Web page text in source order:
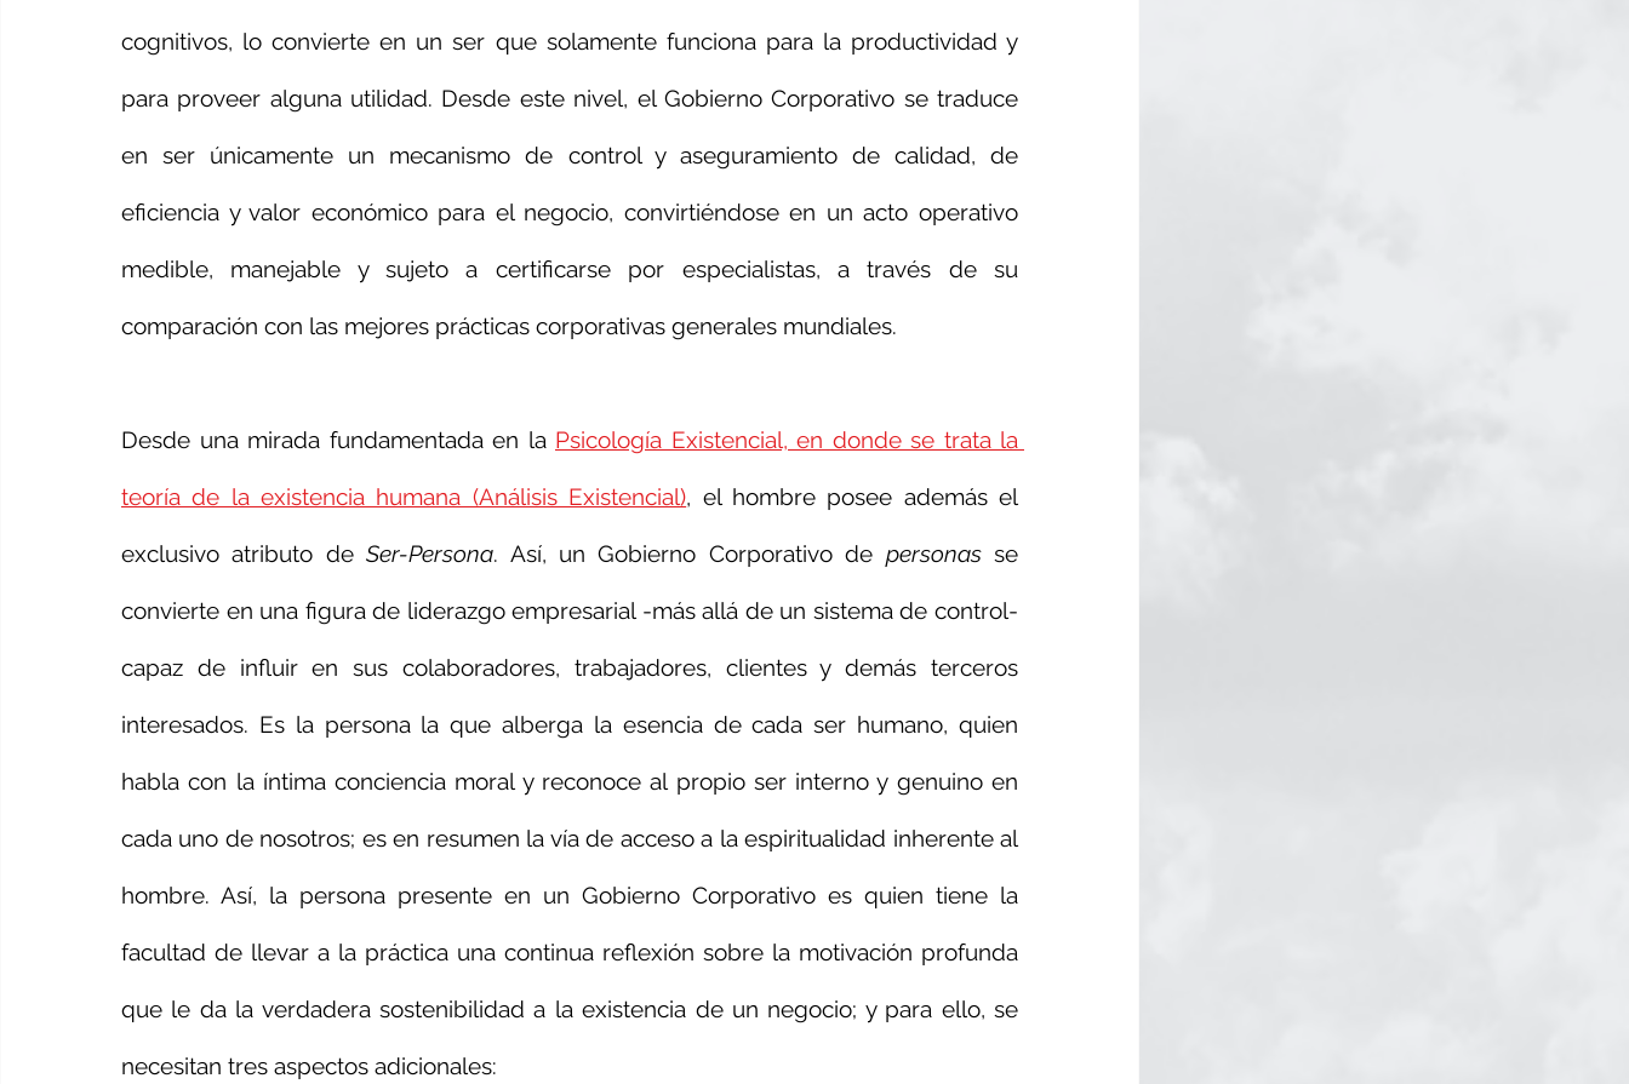
cognitivos, lo convierte en un ser que solamente funciona para la productividad y
para proveer alguna utilidad. Desde este nivel, el Gobierno Corporativo se traduce
en ser únicamente un mecanismo de control y aseguramiento de calidad, de
eficiencia y valor económico para el negocio, convirtiéndose en un acto operativo
medible, manejable y sujeto a certificarse por especialistas, a través de su
comparación con las mejores prácticas corporativas generales mundiales.
Desde una mirada fundamentada en la Psicología Existencial, en donde se trata la
teoría de la existencia humana (Análisis Existencial), el hombre posee además el
exclusivo atributo de Ser-Persona. Así, un Gobierno Corporativo de personas se
convierte en una figura de liderazgo empresarial -más allá de un sistema de control-
capaz de influir en sus colaboradores, trabajadores, clientes y demás terceros
interesados. Es la persona la que alberga la esencia de cada ser humano, quien
habla con la íntima conciencia moral y reconoce al propio ser interno y genuino en
cada uno de nosotros; es en resumen la vía de acceso a la espiritualidad inherente al
hombre. Así, la persona presente en un Gobierno Corporativo es quien tiene la
facultad de llevar a la práctica una continua reflexión sobre la motivación profunda
que le da la verdadera sostenibilidad a la existencia de un negocio; y para ello, se
necesitan tres aspectos adicionales: